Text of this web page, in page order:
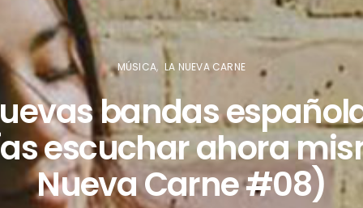
MÚSICA LA NUEVA CARNE
bandas
escuchar ahora
Nueva Carne #08)